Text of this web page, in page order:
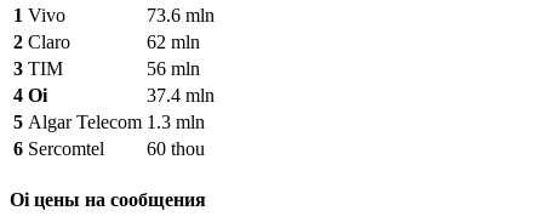
1 Vivo
73.6 mln
2 Claro
62 mln
3 TIM
56 mln
4 Oi
37.4 mln
5 Algar Telecom 1.3 mln
6 Sercomtel 60 thou
Oi цены на сообщения